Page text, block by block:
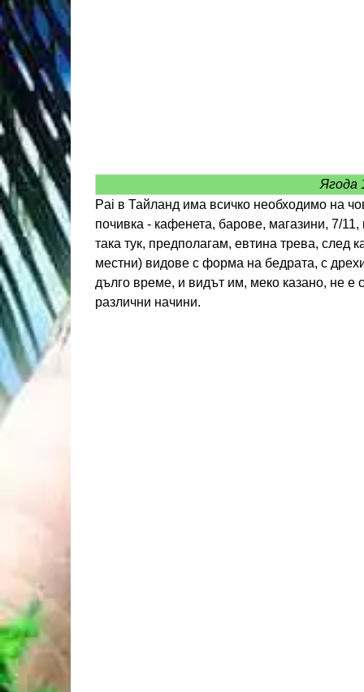
Ягода
Pai в Тайланд има всичко необходимо на
почивка - кафенета, барове, магазини, 7/
така тук, предполагам, евтина трева, след
местни) видове с форма на бедрата, с
дълго време, и видът им, меко казано, не е
различни начини.